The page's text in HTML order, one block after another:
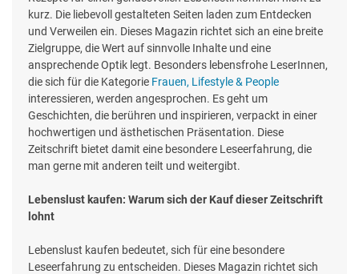
kurz. Die liebevoll gestalteten Seiten laden zum Entdecken
und Verweilen ein. Dieses Magazin richtet sich an eine breite
Zielgruppe, die Wert auf sinnvolle Inhalte und eine
ansprechende Optik legt. Besonders lebensfrohe LeserInnen,
die sich für die Kategorie Frauen, Lifestyle & People
interessieren, werden angesprochen. Es geht um
Geschichten, die berühren und inspirieren, verpackt in einer
hochwertigen und ästhetischen Präsentation. Diese
Zeitschrift bietet damit eine besondere Leseerfahrung, die
man gerne mit anderen teilt und weitergibt.
Lebenslust kaufen: Warum sich der Kauf dieser Zeitschrift
lohnt
Lebenslust kaufen bedeutet, sich für eine besondere
Leseerfahrung zu entscheiden. Dieses Magazin richtet sich